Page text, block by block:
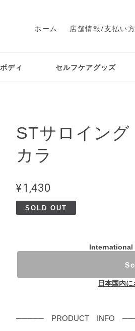
ホーム 店舗情報/支払い
ボディ セルフケアグッズ
STサロイン
カラ
¥1,430
SOLD OUT
日本国内
───── PRODUCT INFO